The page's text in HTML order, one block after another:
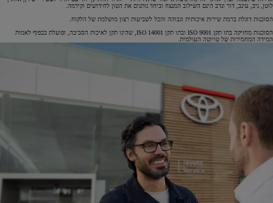
לוטן, ניב, עינב, דור ונדב הינם השילוב המנצח וביחד נותנים את הטון לחידושים וקידמה.
הסוכנות דוגלת ברמת שירות איכותית וגבוהה והכל לשביעות רצון מושלמת של הלקוח.
הסוכנות מחזיקה בתו תקן ISO 9001 ובתו תקן ISO 14001, שהינו תקן לאיכות הסביבה, ופועלת בכפוף לאמות
המידה המחמירות של טויוטה העולמית.